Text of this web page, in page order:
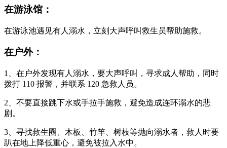
在游泳馆：
在游泳池遇见有人溺水，立刻大声呼叫救生员帮助施救。
在户外：
1、在户外发现有人溺水，要大声呼叫，寻求成人帮助，同时
拨打 110 报警，并联系 120 急救人员。
2、不要直接跳下水或手拉手施救，避免造成连环溺水的悲
剧。
3、寻找救生圈、木板、竹竿、树枝等抛向溺水者，救人时要
趴在地上降低重心，避免被拉入水中。